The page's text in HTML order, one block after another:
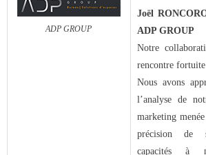
Le Cabinet
- Notre valeur ajoutée
- Références clients
ADP GROUP
Joël
ADP GROUP
Notre
rencontre
Nous avons
l’analyse de
marketing
précision de
capacités à